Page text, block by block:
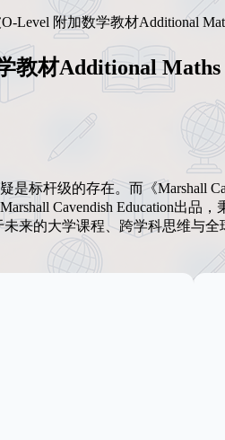
Level 附加数学教材Additional
教材Additional Maths
标杆级的存在。而《Marshall
Cavendish Education出品
来的大学课程、跨学科思维与全